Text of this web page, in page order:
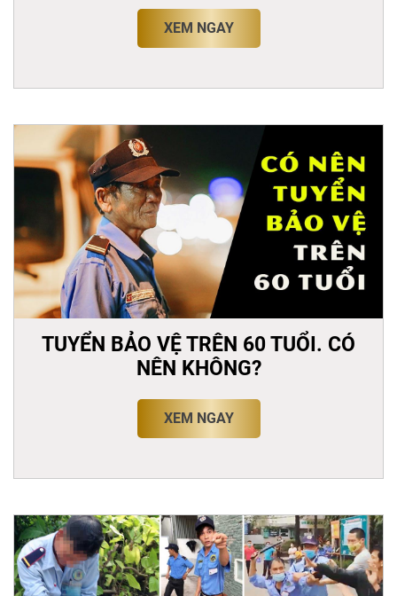
XEM NGAY
TUYỂN BẢO VỆ TRÊN 60 TUỔI. CÓ
NÊN KHÔNG?
XEM NGAY